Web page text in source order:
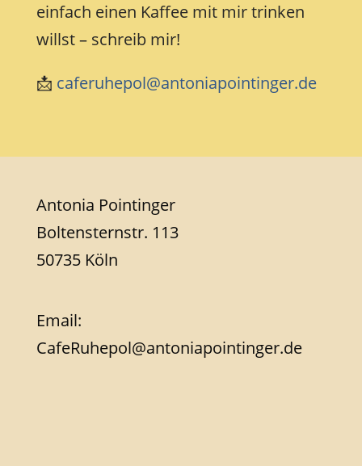
einfach einen Kaffee mit mir trinken
willst – schreib mir!
📩 caferuhepol@antoniapointinger.de
Antonia Pointinger
Boltensternstr. 113
50735 Köln
Email:
CafeRuhepol@antoniapointinger.de